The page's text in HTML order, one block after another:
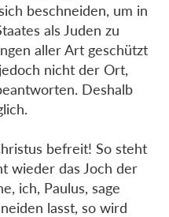
beschneiden, um in
als Juden zu
aller Art geschützt
nicht der Ort,
Deshalb
befreit! So steht
wieder das Joch der
ich, Paulus, sage
lasst, so wird